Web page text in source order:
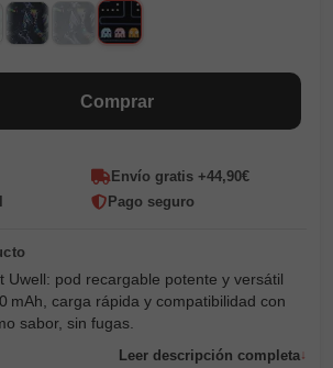
GreyWhite
Polar BlackKarst GreyPac Man
Comprar
Envío gratis +44,90€
Pago seguro
Uwell: pod recargable potente y versátil
mAh, carga rápida y compatibilidad con
sabor, sin fugas.
Leer descripción completa